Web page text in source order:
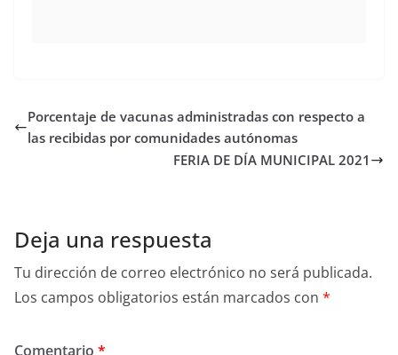
Porcentaje de vacunas administradas con respecto a
las recibidas por comunidades autónomas
FERIA DE DÍA MUNICIPAL 2021
Deja una respuesta
Tu dirección de correo electrónico no será publicada.
Los campos obligatorios están marcados con *
Comentario *